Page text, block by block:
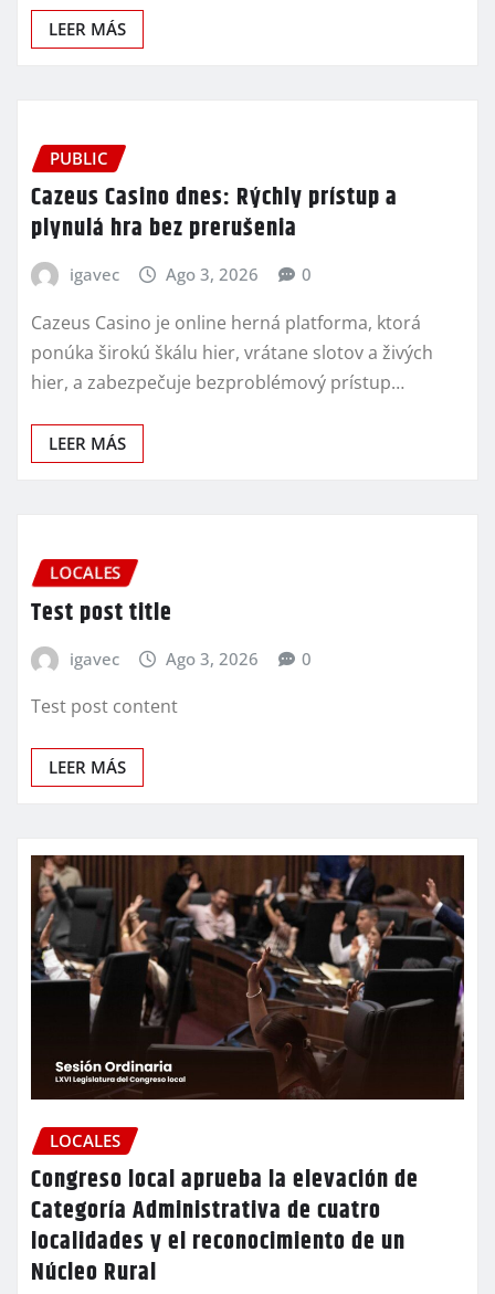
LEER MÁS
PUBLIC
Cazeus Casino dnes: Rýchly prístup a
plynulá hra bez prerušenia
igavec Ago 3, 2026 0
Cazeus Casino je online herná platforma, ktorá
ponúka širokú škálu hier, vrátane slotov a živých
hier, a zabezpečuje bezproblémový prístup…
LEER MÁS
LOCALES
Test post title
igavec Ago 3, 2026 0
Test post content
LEER MÁS
LOCALES
Congreso local aprueba la elevación de
Categoría Administrativa de cuatro
localidades y el reconocimiento de un
Núcleo Rural